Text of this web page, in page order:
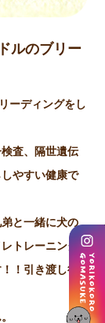
ルのブリー
ーディングをし
査、隔世遺伝
やすい健康で
と一緒に犬の
トレーニング
！引き渡し後